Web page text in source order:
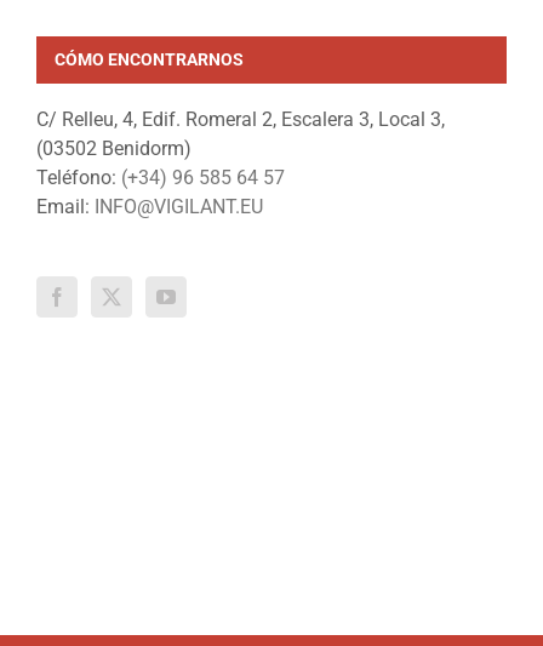
CÓMO ENCONTRARNOS
C/ Relleu, 4, Edif. Romeral 2, Escalera 3, Local 3,
(03502 Benidorm)
Teléfono: (+34) 96 585 64 57
Email:
INFO@VIGILANT.EU